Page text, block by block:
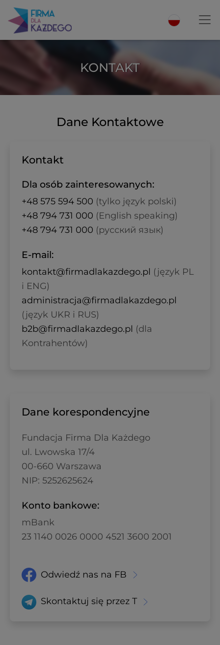
KONTAKT
Dane Kontaktowe
Kontakt
Dla osób zainteresowanych:
+48 575 594 500 (tylko język polski)
+48 794 731 000 (English speaking)
+48 794 731 000 (русский язык)
E-mail:
kontakt@firmadlakazdego.pl (język PL
i ENG)
administracja@firmadlakazdego.pl
(język UKR i RUS)
b2b@firmadlakazdego.pl (dla
Kontrahentów)
Dane korespondencyjne
Fundacja Firma Dla Każdego
ul. Lwowska 17/4
00-660 Warszawa
NIP: 5252625624
Konto bankowe:
mBank
23 1140 0026 0000 4521 3600 2001
Odwiedź nas na FB
Skontaktuj się przez T